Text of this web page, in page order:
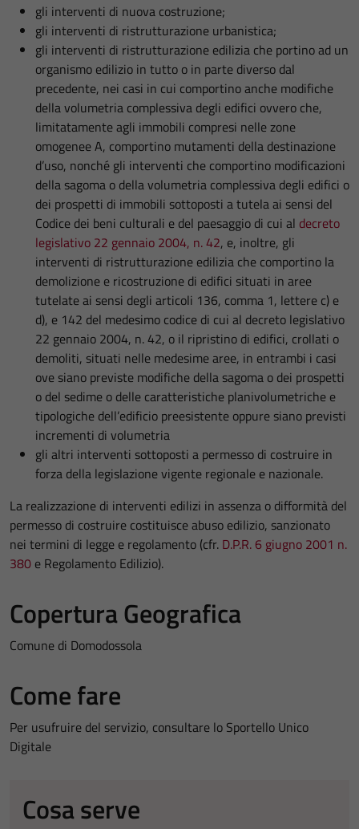
gli interventi di nuova costruzione;
gli interventi di ristrutturazione urbanistica;
gli interventi di ristrutturazione edilizia che portino ad un
organismo edilizio in tutto o in parte diverso dal
precedente, nei casi in cui comportino anche modifiche
della volumetria complessiva degli edifici ovvero che,
limitatamente agli immobili compresi nelle zone
omogenee A, comportino mutamenti della destinazione
d’uso, nonché gli interventi che comportino modificazioni
della sagoma o della volumetria complessiva degli edifici o
dei prospetti di immobili sottoposti a tutela ai sensi del
Codice dei beni culturali e del paesaggio di cui al decreto
legislativo 22 gennaio 2004, n. 42, e, inoltre, gli
interventi di ristrutturazione edilizia che comportino la
demolizione e ricostruzione di edifici situati in aree
tutelate ai sensi degli articoli 136, comma 1, lettere c) e
d), e 142 del medesimo codice di cui al decreto legislativo
22 gennaio 2004, n. 42, o il ripristino di edifici, crollati o
demoliti, situati nelle medesime aree, in entrambi i casi
ove siano previste modifiche della sagoma o dei prospetti
o del sedime o delle caratteristiche planivolumetriche e
tipologiche dell’edificio preesistente oppure siano previsti
incrementi di volumetria
gli altri interventi sottoposti a permesso di costruire in
forza della legislazione vigente regionale e nazionale.
La realizzazione di interventi edilizi in assenza o difformità del
permesso di costruire costituisce abuso edilizio, sanzionato
nei termini di legge e regolamento (cfr. D.P.R. 6 giugno 2001 n.
380 e Regolamento Edilizio).
Copertura Geografica
Comune di Domodossola
Come fare
Per usufruire del servizio, consultare lo Sportello Unico
Digitale
Cosa serve